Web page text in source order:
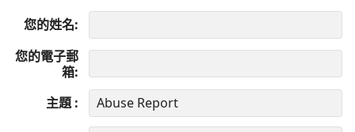
您的姓名
您的電子郵
箱
主題